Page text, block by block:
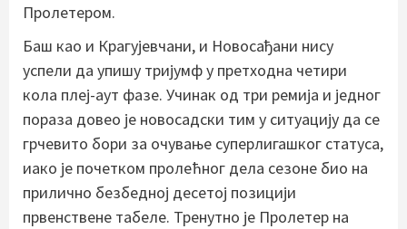
Пролетером.
Баш као и Крагујевчани, и Новосађани нису
успели да упишу тријумф у претходна четири
кола плеј-аут фазе. Учинак од три ремија и једног
пораза довео је новосадски тим у ситуацију да се
грчевито бори за очување суперлигашког статуса,
иако је почетком пролећног дела сезоне био на
прилично безбедној десетој позицији
првенствене табеле. Тренутно је Пролетер на